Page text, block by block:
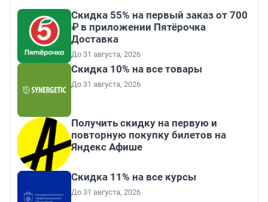
Скидка 55% на первый заказ от 700
₽ в приложении Пятёрочка
Доставка
До 31 августа, 2026
Скидка 10% на все товары
До 31 августа, 2026
Получить скидку на первую и
повторную покупку билетов на
Яндекс Афише
Скидка 11% на все курсы
До 31 августа, 2026